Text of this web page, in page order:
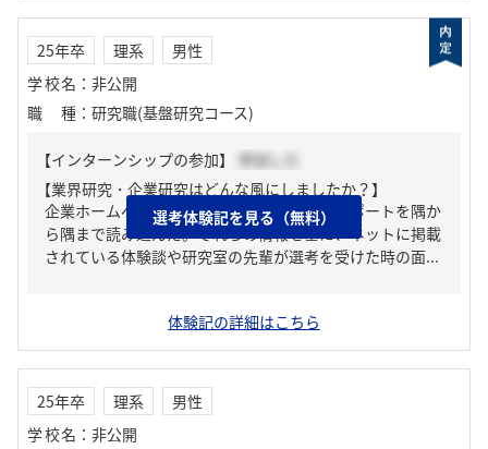
25年卒 理系
男性
学校名 ： 非公開
職種 ： 研究職(基盤研究コース)
【インターンシップの参加】
参加した
【業界研究・企業研究はどんな風にしましたか？】
企業ホームページと中長期経営計画、統合レポートを隅か
ら隅まで読み込んだ。それらの情報を基に、ネットに掲載
されている体験談や研究室の先輩が選考を受けた時の面...
選考体験記を見る（無料）
体験記の詳細はこちら
25年卒 理系
男性
学校名 ： 非公開